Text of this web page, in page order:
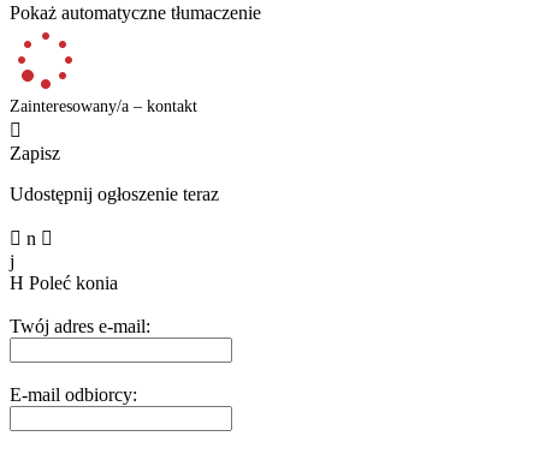
Pokaż automatyczne tłumaczenie
Zainteresowany/a – kontakt

Zapisz
Udostępnij ogłoszenie teraz
 n 
j
H Poleć konia
Twój adres e-mail:
E-mail odbiorcy: